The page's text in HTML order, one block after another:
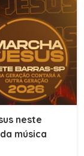
neste
música